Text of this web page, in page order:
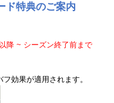
ド特典のご案内
降 ~ シーズン終了前まで
効果が適用されます。